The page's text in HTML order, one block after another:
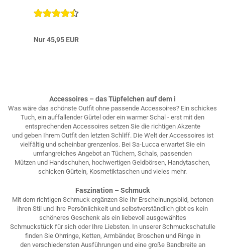
Nur 45,95 EUR
Accessoires – das Tüpfelchen auf dem i
Was wäre das schönste Outfit ohne passende Accessoires? Ein schickes
Tuch, ein auffallender Gürtel oder ein warmer Schal - erst mit den
entsprechenden Accessoires setzen Sie die richtigen Akzente
und geben Ihrem Outfit den letzten Schliff. Die Welt der Accessoires ist
vielfältig und scheinbar grenzenlos. Bei Sa-Lucca erwartet Sie ein
umfangreiches Angebot an Tüchern, Schals, passenden
Mützen und Handschuhen, hochwertigen Geldbörsen, Handytaschen,
schicken Gürteln, Kosmetiktaschen und vieles mehr.
Faszination – Schmuck
Mit dem richtigen Schmuck ergänzen Sie Ihr Erscheinungsbild, betonen
ihren Stil und ihre Persönlichkeit und selbstverständlich gibt es kein
schöneres Geschenk als ein liebevoll ausgewähltes
Schmuckstück für sich oder Ihre Liebsten. In unserer Schmuckschatulle
finden Sie Ohrringe, Ketten, Armbänder, Broschen und Ringe in
den verschiedensten Ausführungen und eine große Bandbreite an